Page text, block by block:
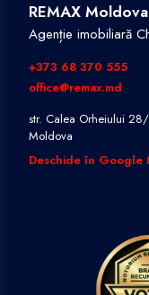
REMAX Moldova
Agenție imobiliară
+373 68 370 555
office@remax.md
str. Calea Orheiului
Moldova
Deschide în Google